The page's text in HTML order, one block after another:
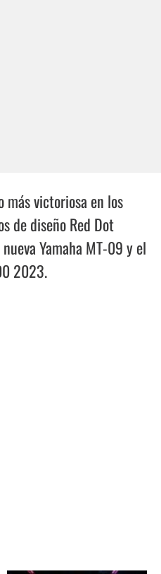
más victoriosa en los
de diseño Red Dot
Yamaha MT-09 y el
2023.